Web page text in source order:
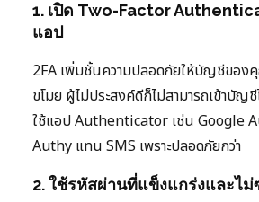
1. เปิด Two-Factor
แอป
2FA เพิ่มชั้นความปลอดภัยให้บัญชีของ
ขโมย ผู้ไม่ประสงค์ดีก็ไม่สามารถเข้าบัญ
ใช้แอป Authenticator เช่น Google
Authy แทน SMS เพราะปลอดภัยกว่า
2. ใช้รหัสผ่านที่แข็งแกร่งและไ